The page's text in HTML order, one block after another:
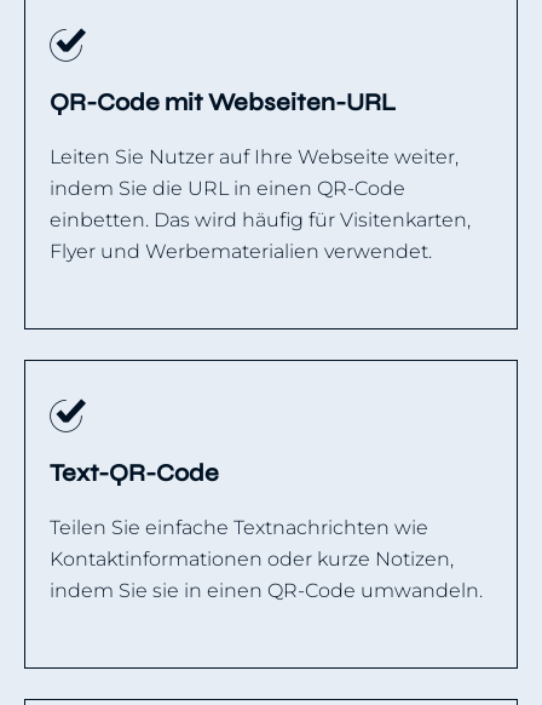
QR-Code mit Webseiten-URL
Leiten Sie Nutzer auf Ihre Webseite weiter,
indem Sie die URL in einen QR-Code
einbetten. Das wird häufig für Visitenkarten,
Flyer und Werbematerialien verwendet.
Text-QR-Code
Teilen Sie einfache Textnachrichten wie
Kontaktinformationen oder kurze Notizen,
indem Sie sie in einen QR-Code umwandeln.